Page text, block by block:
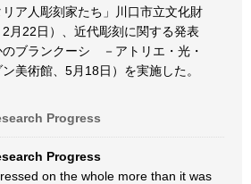
ア人彫刻家たち」川口市立文化財
月22日）、近代彫刻に関する発表
のブランクーシ －アトリエ・光・
美術館、5月18日）を実施した。
Progress
Progress
on the whole more than it was